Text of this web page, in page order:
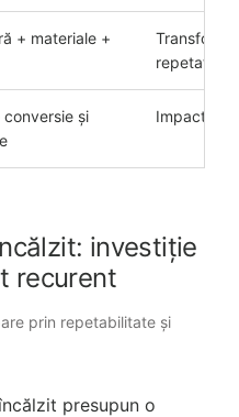
+ materiale +
repetat
conversie și
Impact pe
investiție
recurent
prin repetabilitate și
presupun o